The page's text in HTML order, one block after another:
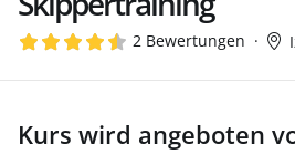
2 Bewertungen
Kurs wird angeboten